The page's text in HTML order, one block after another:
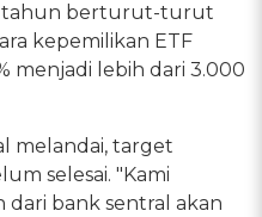
tahun berturut-turut
kepemilikan ETF
menjadi lebih dari 3.000
melandai, target
selesai. "Kami
bank sentral akan